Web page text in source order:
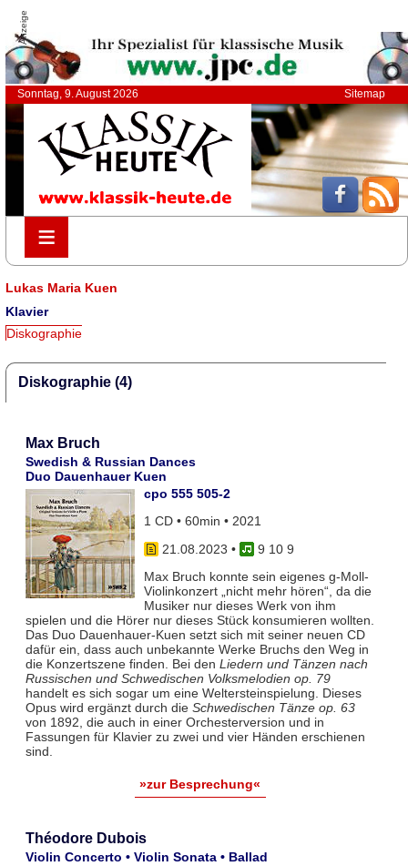
Anzeige
Sonntag, 9. August 2026 Sitemap
≡
≡
Lukas Maria Kuen
Klavier
Diskographie
Diskographie (4)
Max Bruch
Swedish & Russian Dances
Duo Dauenhauer Kuen
cpo 555 505-2
1 CD • 60min • 2021
21.08.2023 •
9 10 9
Max Bruch konnte sein eigenes g-Moll-
Violinkonzert „nicht mehr hören“, da die
Musiker nur dieses Werk von ihm
spielen und die Hörer nur dieses Stück konsumieren wollten.
Das Duo Dauenhauer-Kuen setzt sich mit seiner neuen CD
dafür ein, dass auch unbekannte Werke Bruchs den Weg in
die Konzertszene finden. Bei den Liedern und Tänzen nach
Russischen und Schwedischen Volksmelodien op. 79
handelt es sich sogar um eine Weltersteinspielung. Dieses
Opus wird ergänzt durch die Schwedischen Tänze op. 63
von 1892, die auch in einer Orchesterversion und in
Fassungen für Klavier zu zwei und vier Händen erschienen
sind.
»zur Besprechung«
Théodore Dubois
Violin Concerto • Violin Sonata • Ballad